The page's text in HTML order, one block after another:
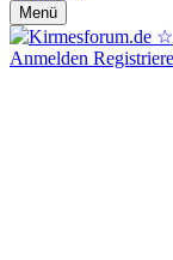
Menü
Anmelden